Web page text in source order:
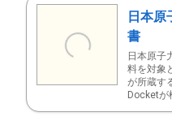
日本原
書
日本原子
料を対象
が所蔵す
Docketが